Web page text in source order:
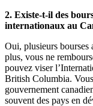
2. Existe-t-il des
internationaux au
Oui, plusieurs bourses
plus, vous ne
pouvez viser
British Columbia.
gouvernement
souvent des pays en